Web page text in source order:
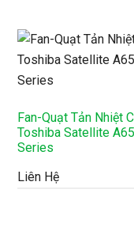
Fan-Quạt Tản Nhiệt
Toshiba Satellite
Series
Liên Hệ